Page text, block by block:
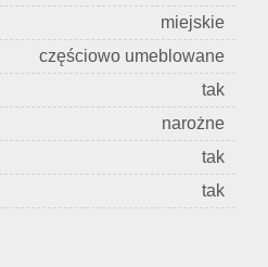
miejskie
częściowo umeblowane
tak
narożne
tak
tak